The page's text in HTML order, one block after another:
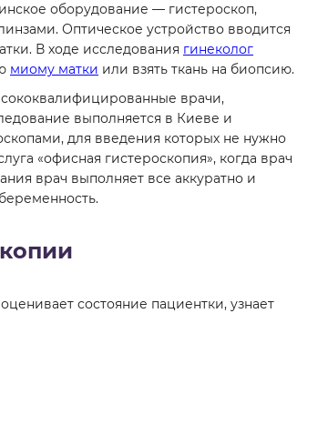
оборудование — гистероскоп,
Оптическое устройство вводится
В ходе исследования гинеколог
миому матки или взять ткань на биопсию.
врачи,
выполняется в Киеве и
для введения которых не нужно
«офисная гистероскопия», когда врач
врач выполняет все аккуратно и
состояние пациентки, узнает